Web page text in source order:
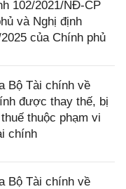
102/2021/NĐ-CP
và Nghị định
của Chính phủ
Bộ Tài chính về
được thay thế, bị
thuộc phạm vi
chính
Bộ Tài chính về